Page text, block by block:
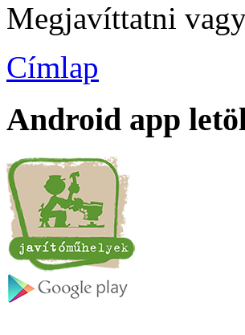
Megjavíttatni
Címlap
Android app